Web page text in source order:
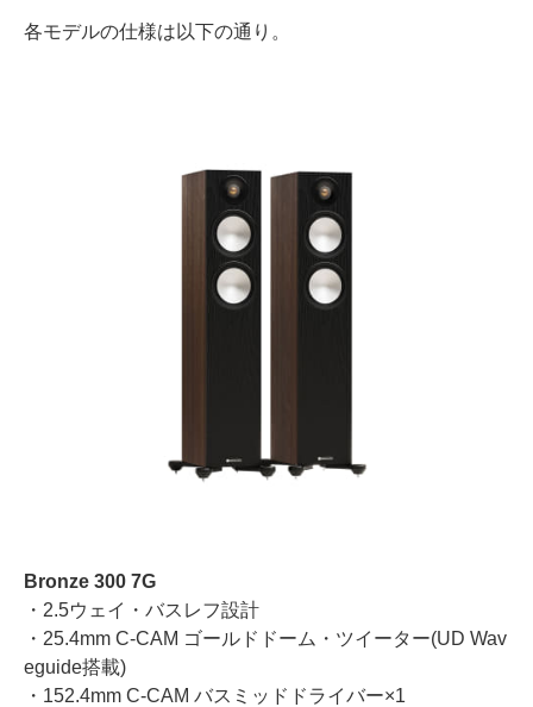
各モデルの仕様は以下の通り。
Bronze 300 7G
・2.5ウェイ・バスレフ設計
・25.4mm C-CAM ゴールドドーム・ツイーター(UD Wav
eguide搭載)
・152.4mm C-CAM バスミッドドライバー×1